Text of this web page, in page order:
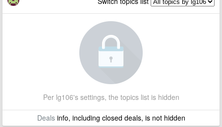
Per lg106's settings, the topics list is hidden
Dealsinfo, including closed deals, is not hidden